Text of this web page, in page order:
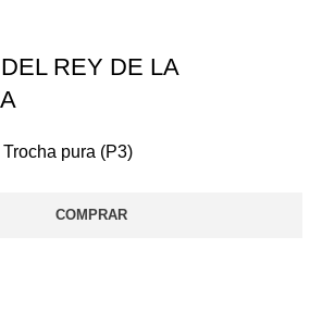
REY DE LA
Trocha pura (P3)
COMPRAR